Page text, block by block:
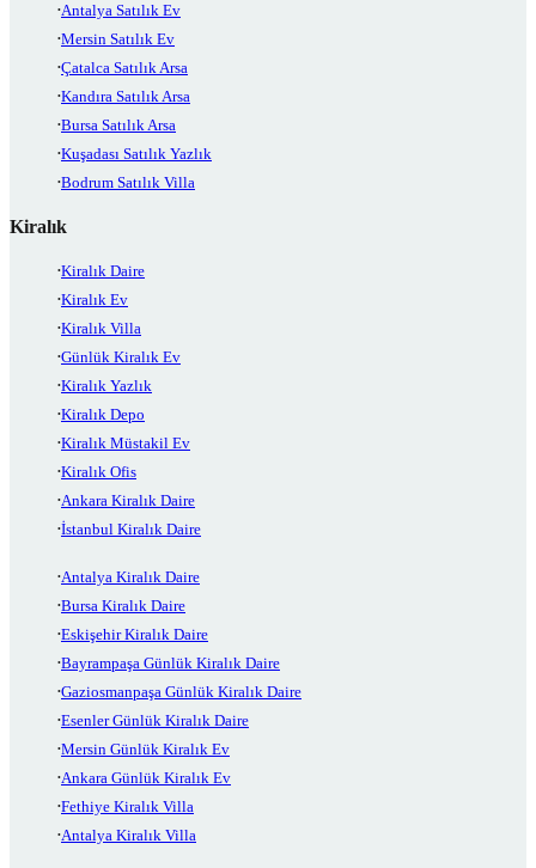
Antalya Satılık Ev
Mersin Satılık Ev
Çatalca Satılık Arsa
Kandıra Satılık Arsa
Bursa Satılık Arsa
Kuşadası Satılık Yazlık
Bodrum Satılık Villa
Kiralık
Kiralık Daire
Kiralık Ev
Kiralık Villa
Günlük Kiralık Ev
Kiralık Yazlık
Kiralık Depo
Kiralık Müstakil Ev
Kiralık Ofis
Ankara Kiralık Daire
İstanbul Kiralık Daire
Antalya Kiralık Daire
Bursa Kiralık Daire
Eskişehir Kiralık Daire
Bayrampaşa Günlük Kiralık Daire
Gaziosmanpaşa Günlük Kiralık Daire
Esenler Günlük Kiralık Daire
Mersin Günlük Kiralık Ev
Ankara Günlük Kiralık Ev
Fethiye Kiralık Villa
Antalya Kiralık Villa